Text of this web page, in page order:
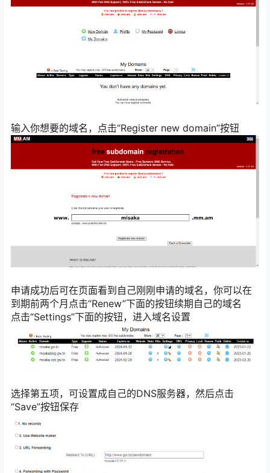
输入你想要的域名，点击“Register new domain”按钮
申请成功后可在页面看到自己刚刚申请的域名，你可以在
到期前两个月点击“Renew”下面的按钮续期自己的域名
点击“Settings”下面的按钮，进入域名设置
选择第五项，可设置成自己的DNS服务器，然后点击
“Save”按钮保存